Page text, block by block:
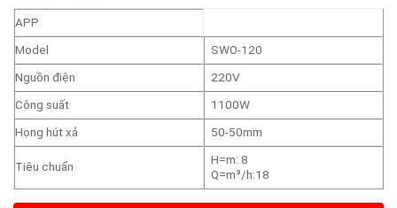
APP
Model
SWO-120
Nguồn điện
220V
Công suất
1100W
Họng hút xả
50-50mm
Tiêu chuẩn
H=m: 8
Q=m³/h:18